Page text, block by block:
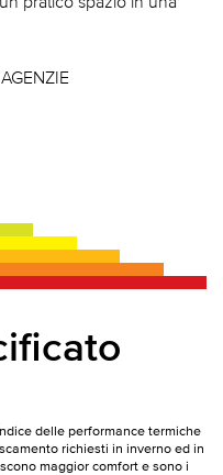
delle performance termiche
richiesti in inverno ed in
maggior comfort e sono i